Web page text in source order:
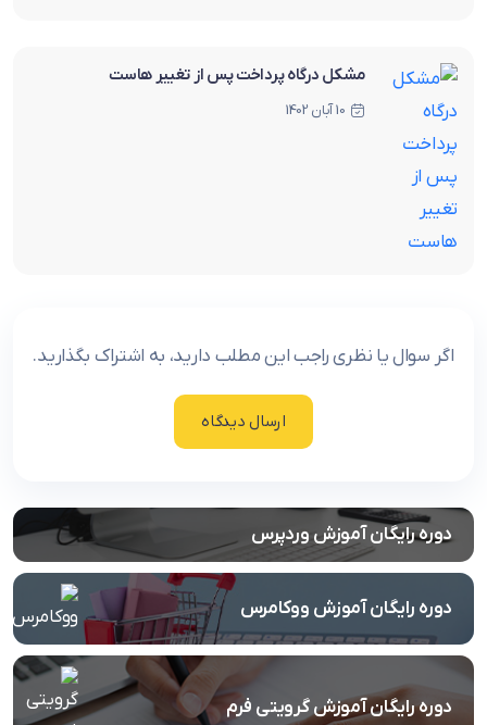
مشکل درگاه پرداخت پس از تغییر هاست
10 آبان 1402
اگر سوال یا نظری راجب این مطلب دارید، به اشتراک بگذارید.
ارسال دیدگاه
دوره رایگان آموزش وردپرس
دوره رایگان آموزش ووکامرس
دوره رایگان آموزش گرویتی فرم